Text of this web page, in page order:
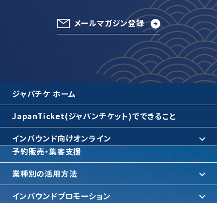
メールマガジン登録
ジャパチケ ホーム
JapanTicket(ジャパンチケット)でできること
インバウンド向けオンライン
予約販売・集客支援
業種別の活用方法
インバウンドプロモーション